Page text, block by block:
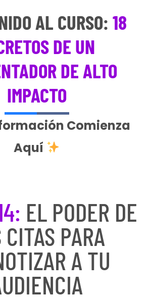
AL CURSO: 18
DE UN
DE ALTO
IMPACTO
Comienza
Aquí
EL PODER DE
CITAS PARA
A TU